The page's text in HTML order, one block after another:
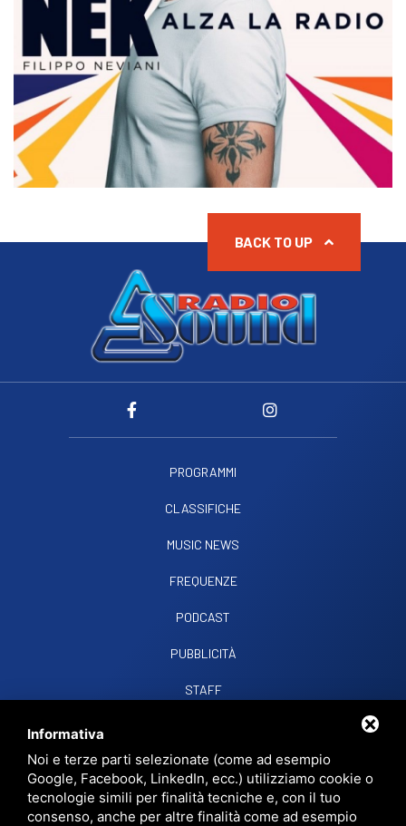
PROGRAMMI
CLASSIFICHE
MUSIC NEWS
FREQUENZE
PODCAST
PUBBLICITÀ
STAFF
RADIO SOUND SNCVIALE PAPA GIOVANNI XXIII, 39, 44021 CODIGORO FE
D.L. 34/2019 EROG. PUBBLICHE
PRIVACY•SITEMAP• QUESTO SITO È PROTETTO DA GOOGLE RECAPTCHA
BACK TO UP
Informativa
Noi e terze parti selezionate (come ad esempio
Google, Facebook, LinkedIn, ecc.) utilizziamo cookie o
tecnologie simili per finalità tecniche e, con il tuo
consenso, anche per altre finalità come ad esempio